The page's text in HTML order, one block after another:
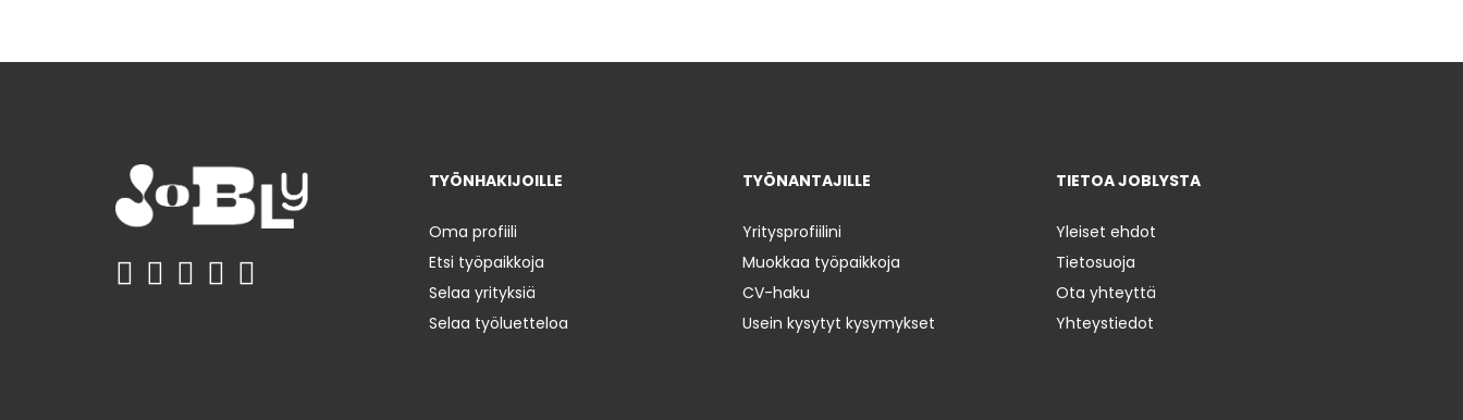
TYÖNHAKIJOILLE
Oma profiili
Etsi työpaikkoja
Selaa yrityksiä
Selaa työluetteloa
TYÖNANTAJILLE
Yritysprofiilini
Muokkaa työpaikkoja
CV-haku
Usein kysytyt kysymykset
TIETOA JOBLYSTA
Yleiset ehdot
Tietosuoja
Ota yhteyttä
Yhteystiedot